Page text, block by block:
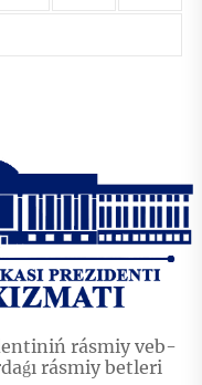
rásmiy veb-
rásmiy betleri